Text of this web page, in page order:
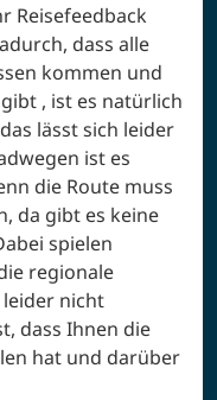
Reisefeedback
dass alle
kommen und
, ist es natürlich
lässt sich leider
ist es
die Route muss
da gibt es keine
spielen
regionale
nicht
dass Ihnen die
hat und darüber